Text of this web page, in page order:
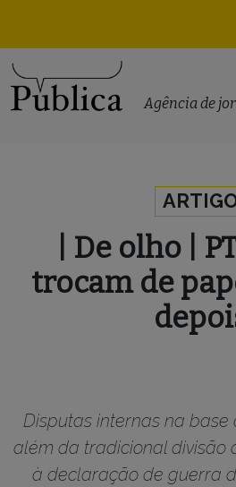
Agência de
| De olho |
trocam de
Disputas internas na
além da tradicional divisão
à declaração de guerra